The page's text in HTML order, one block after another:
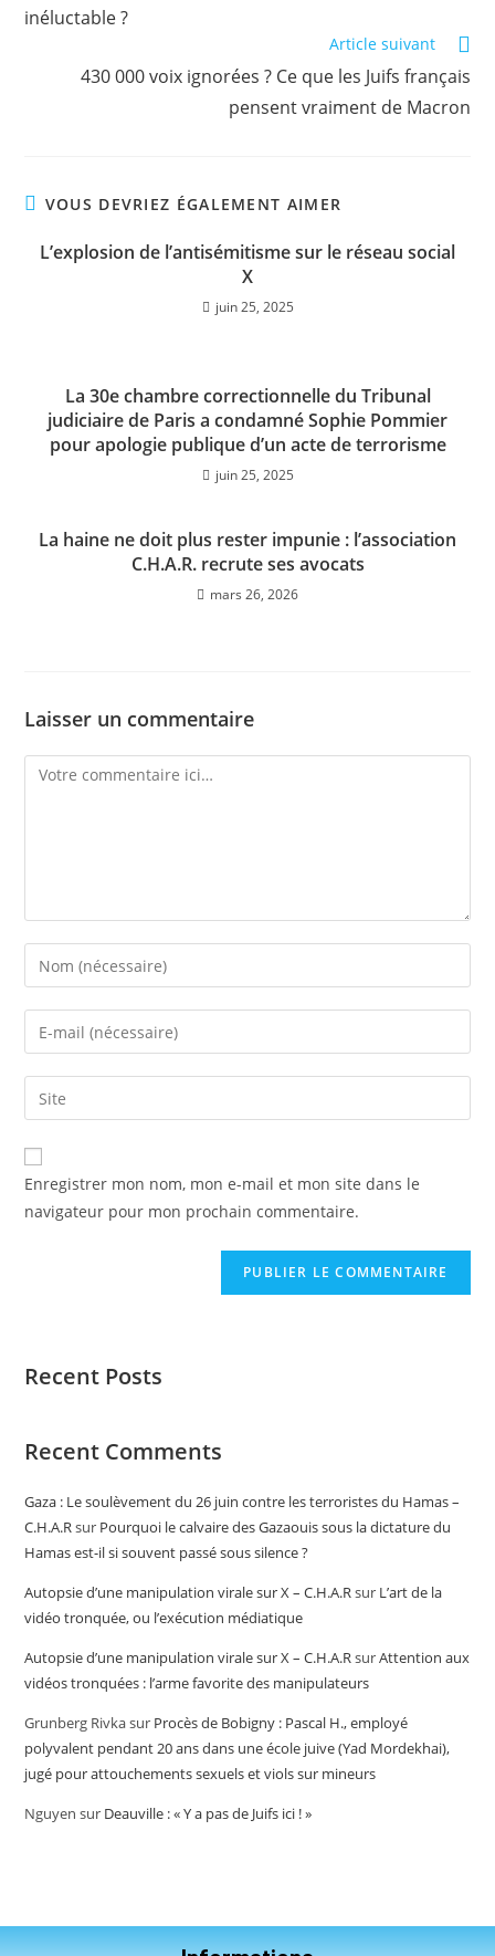
inéluctable ?
Article suivant
430 000 voix ignorées ? Ce que les Juifs français
pensent vraiment de Macron
VOUS DEVRIEZ ÉGALEMENT AIMER
L’explosion de l’antisémitisme sur le réseau social
X
juin 25, 2025
La 30e chambre correctionnelle du Tribunal
judiciaire de Paris a condamné Sophie Pommier
pour apologie publique d’un acte de terrorisme
juin 25, 2025
La haine ne doit plus rester impunie : l’association
C.H.A.R. recrute ses avocats
mars 26, 2026
Laisser un commentaire
Enregistrer mon nom, mon e-mail et mon site dans le
navigateur pour mon prochain commentaire.
Recent Posts
Recent Comments
Gaza : Le soulèvement du 26 juin contre les terroristes du Hamas –
C.H.A.Rsur Pourquoi le calvaire des Gazaouis sous la dictature du
Hamas est-il si souvent passé sous silence ?
Autopsie d’une manipulation virale sur X – C.H.A.Rsur L’art de la
vidéo tronquée, ou l’exécution médiatique
Autopsie d’une manipulation virale sur X – C.H.A.RsurAttention aux
vidéos tronquées : l’arme favorite des manipulateurs
Grunberg Rivkasur Procès de Bobigny : Pascal H., employé
polyvalent pendant 20 ans dans une école juive (Yad Mordekhai),
jugé pour attouchements sexuels et viols sur mineurs
Nguyen sur Deauville : « Y a pas de Juifs ici ! »